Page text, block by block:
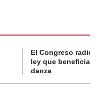
El Congreso
ley que beneficia
danza